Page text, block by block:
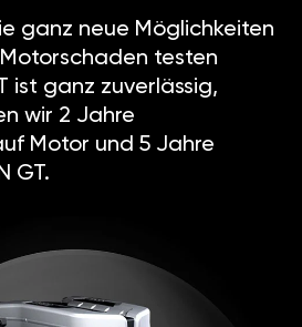
ganz neue Möglichkeiten
testen
ist ganz zuverlässig,
wir 2 Jahre
Motor und 5 Jahre
GT.